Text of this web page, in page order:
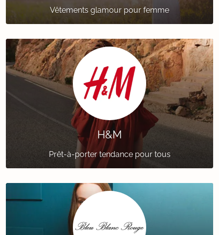
Vêtements glamour pour femme
H&M
Prêt-à-porter tendance pour tous